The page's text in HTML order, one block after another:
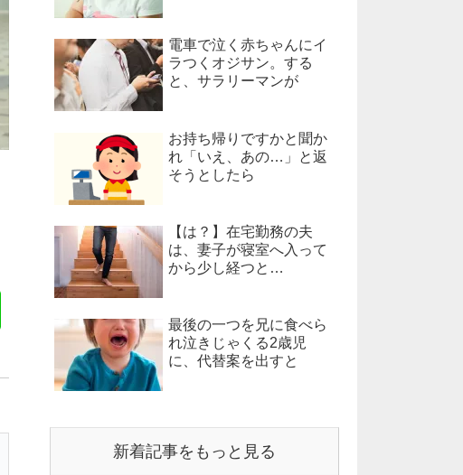
電車で泣く赤ちゃんにイ
ラつくオジサン。する
と、サラリーマンが
お持ち帰りですかと聞か
れ「いえ、あの…」と返
そうとしたら
【は？】在宅勤務の夫
は、妻子が寝室へ入って
から少し経つと…
最後の一つを兄に食べら
れ泣きじゃくる2歳児
に、代替案を出すと
新着記事をもっと見る